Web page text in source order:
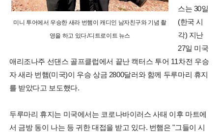
미니 투어에서 우승한 새라 번햄이 캐디인 남자친구와 기념 촬
영을 하고 있다./디트로이트 뉴스
스는 30일
(한국 시
각) 지난
27일 미국
애리조나주 선댄스 골프클럽에서 끝난 캑터스 투어 11차전 우승
자 새라 번햄(미국)이 우승 상금 2800달러와 함께 두루마리 휴지
를 받았다고 보도했다.
두루마리 휴지는 미국에서는 코로나바이러스 사태 이후 마트에
서 금방 동이 나는 등 귀한 대접을 받고 있다. 번햄은 "그들이 시